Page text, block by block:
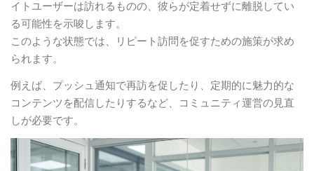
イトユーザーは訪れるものの、彼らが定着せずに離脱してい
る可能性を示唆します。
このような状態では、リピート訪問を促すための施策が求め
られます。
例えば、プッシュ通知で再訪を促したり、定期的に魅力的な
コンテンツを配信したりするなど、コミュニティ運営の見直
しが必要です。